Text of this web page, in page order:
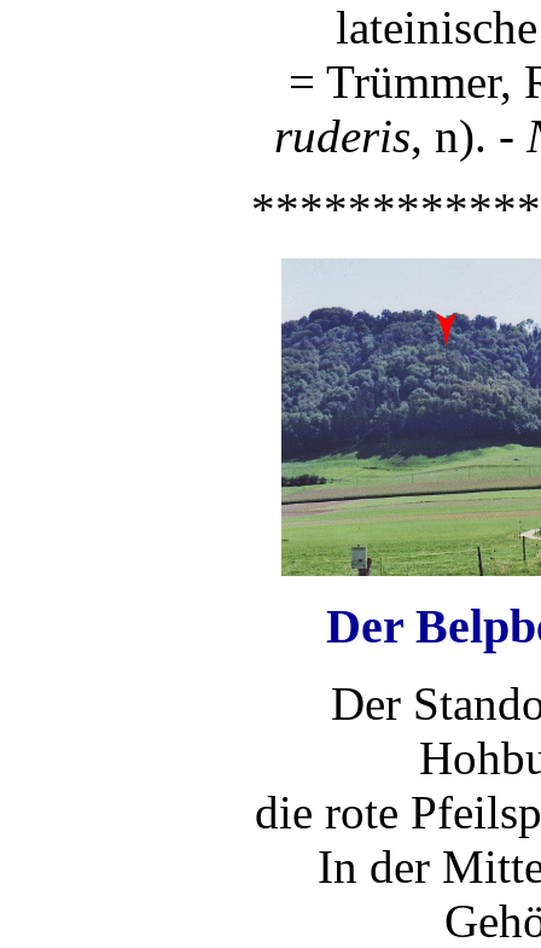
= Trümmer,
ruderis, n). -
Der
Der
die rote
In der